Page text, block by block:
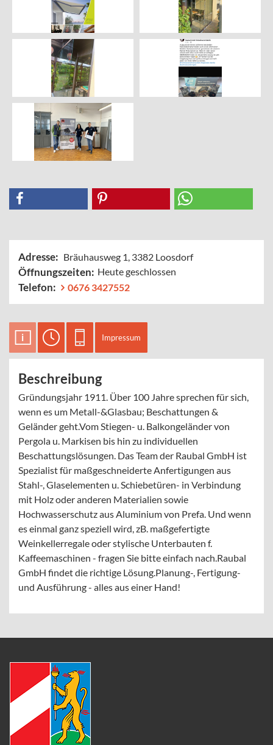
Adresse: Bräuhausweg 1, 3382 Loosdorf
Öffnungszeiten: Heute geschlossen
Telefon: 0676 3427552
Impressum
Beschreibung
Gründungsjahr 1911. Über 100 Jahre sprechen für sich,
wenn es um Metall-&Glasbau; Beschattungen &
Geländer geht.Vom Stiegen- u. Balkongeländer von
Pergola u. Markisen bis hin zu individuellen
Beschattungslösungen. Das Team der Raubal GmbH ist
Spezialist für maßgeschneiderte Anfertigungen aus
Stahl-, Glaselementen u. Schiebetüren- in Verbindung
mit Holz oder anderen Materialien sowie
Hochwasserschutz aus Aluminium von Prefa. Und wenn
es einmal ganz speziell wird, zB. maßgefertigte
Weinkellerregale oder stylische Unterbauten f.
Kaffeemaschinen - fragen Sie bitte einfach nach.Raubal
GmbH findet die richtige Lösung.Planung-, Fertigung-
und Ausführung - alles aus einer Hand!